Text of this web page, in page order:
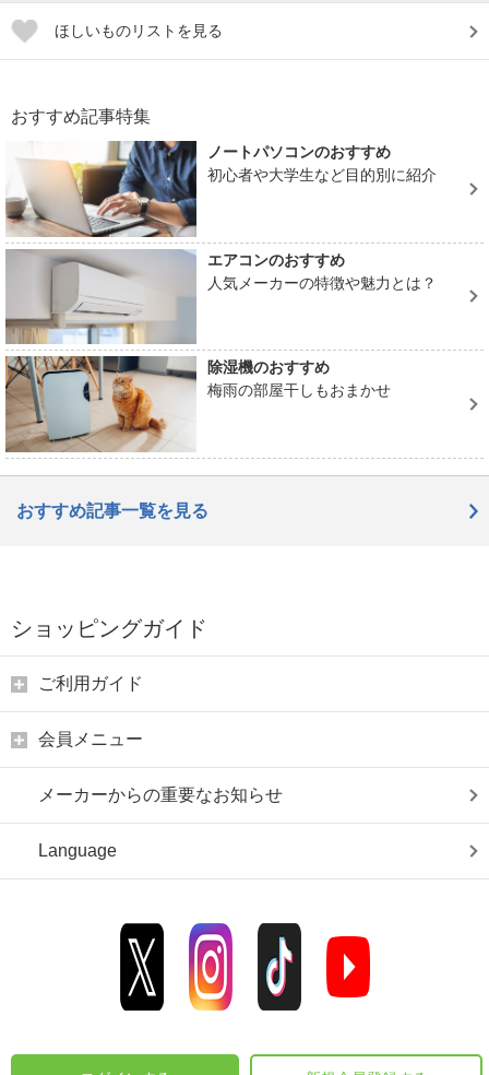
ほしいものリストを見る
おすすめ記事特集
ノートパソコンのおすすめ
初心者や大学生など目的別に紹介
エアコンのおすすめ
人気メーカーの特徴や魅力とは？
除湿機のおすすめ
梅雨の部屋干しもおまかせ
おすすめ記事一覧を見る
ショッピングガイド
ご利用ガイド
会員メニュー
メーカーからの重要なお知らせ
Language